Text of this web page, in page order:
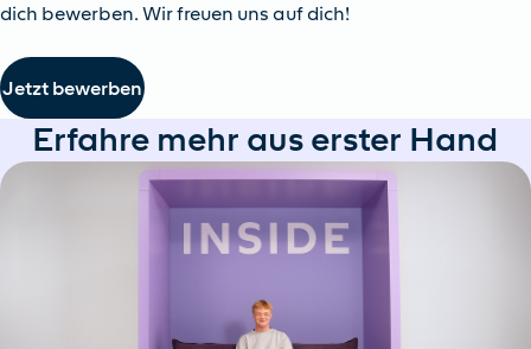
dich bewerben. Wir freuen uns auf dich!
Jetzt bewerben
Erfahre mehr aus erster Hand